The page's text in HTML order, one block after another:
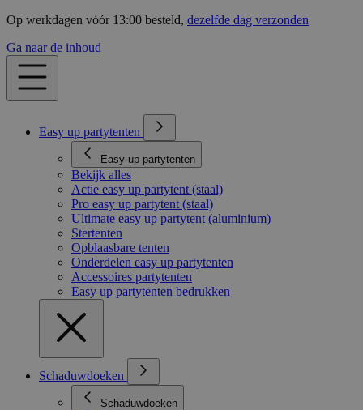
Op werkdagen vóór 13:00 besteld, dezelfde dag verzonden
Ga naar de inhoud
Easy up partytenten
Easy up partytenten
Bekijk alles
Actie easy up partytent (staal)
Pro easy up partytent (staal)
Ultimate easy up partytent (aluminium)
Stertenten
Opblaasbare tenten
Onderdelen easy up partytenten
Accessoires partytenten
Easy up partytenten bedrukken
Schaduwdoeken
Schaduwdoeken